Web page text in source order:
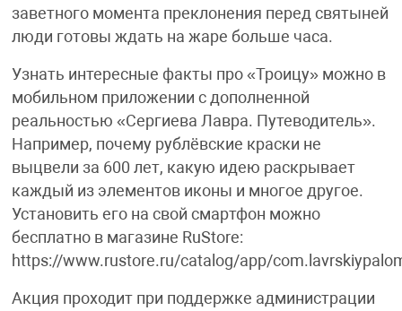
заветного момента преклонения перед святыней
люди готовы ждать на жаре больше часа.
Узнать интересные факты про «Троицу» можно в
мобильном приложении с дополненной
реальностью «Сергиева Лавра. Путеводитель».
Например, почему рублёвские краски не
выцвели за 600 лет, какую идею раскрывает
каждый из элементов иконы и многое другое.
Установить его на свой смартфон можно
бесплатно в магазине RuStore:
https://www.rustore.ru/catalog/app/
Акция проходит при поддержке администрации